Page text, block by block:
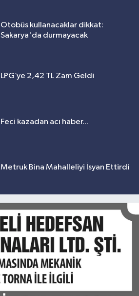
Otobüs kullanacaklar dikkat:
Sakarya'da durmayacak
LPG’ye 2,42 TL Zam Geldi
Feci kazadan acı haber...
Metruk Bina Mahalleliyi İsyan Ettirdi